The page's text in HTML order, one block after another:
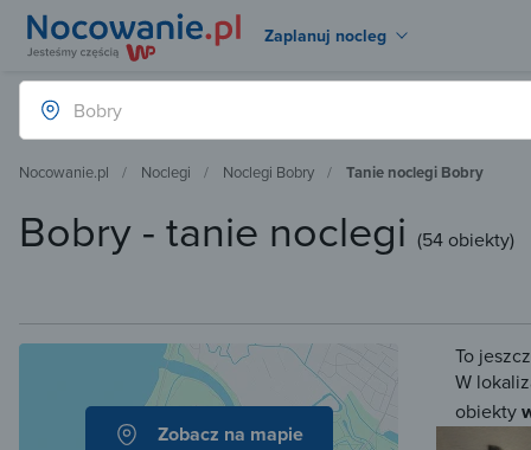
Zaplanuj nocleg
Nocowanie.pl Noclegi Noclegi Bobry Tanie noclegi Bobry
Bobry - tanie noclegi (54 obiekty)
To
W
obiekty
Zobacz na mapie